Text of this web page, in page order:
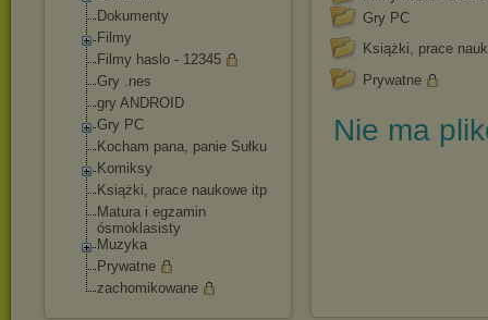
Dokumenty
Filmy
Filmy haslo - 12345
Gry .nes
gry ANDROID
Gry PC
Kocham pana, panie Sułku
Komiksy
Książki, prace naukowe itp
Matura i egzamin
ósmoklasisty
Muzyka
Prywatne
zachomikowane
Gry PC
Książki, prace
Prywatne
Nie ma